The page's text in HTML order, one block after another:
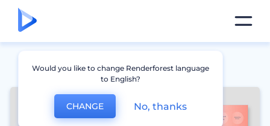
Would you like to change Renderforest language
to English?
CHANGE No, thanks